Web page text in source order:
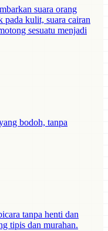
suara orang
kulit, suara cairan
sesuatu menjadi
bodoh, tanpa
tanpa henti dan
tipis dan murahan.